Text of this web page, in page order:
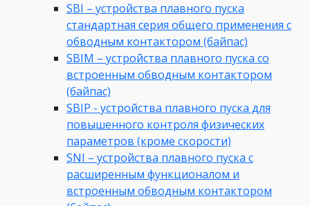
SBI – устройства плавного пуска
стандартная серия общего применения с
обводным контактором (байпас)
SBIM – устройства плавного пуска со
встроенным обводным контактором
(байпас)
SBIP - устройства плавного пуска для
повышенного контроля физических
параметров (кроме скорости)
SNI – устройства плавного пуска с
расширенным функционалом и
встроенным обводным контактором